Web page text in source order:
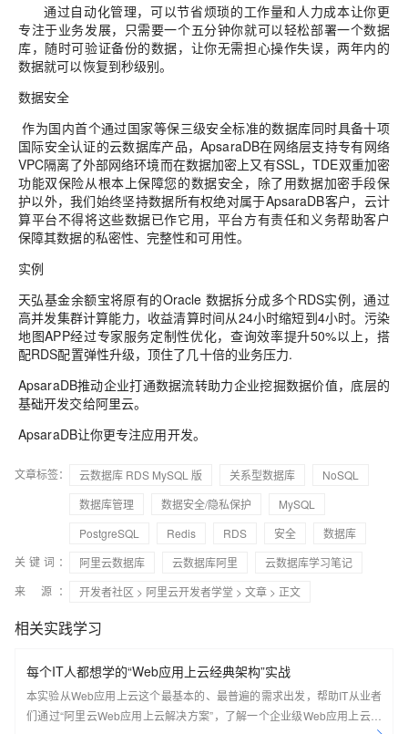
通过自动化管理，可以节省烦琐的工作量和人力成本让你更
专注于业务发展，只需要一个五分钟你就可以轻松部署一个数据
库，随时可验证备份的数据，让你无需担心操作失误，两年内的
数据就可以恢复到秒级别。
数据安全
作为国内首个通过国家等保三级安全标准的数据库同时具备十项
国际安全认证的云数据库产品，ApsaraDB在网络层支持专有网络
VPC隔离了外部网络环境而在数据加密上又有SSL，TDE双重加密
功能双保险从根本上保障您的数据安全，除了用数据加密手段保
护以外，我们始终坚持数据所有权绝对属于ApsaraDB客户，云计
算平台不得将这些数据已作它用，平台方有责任和义务帮助客户
保障其数据的私密性、完整性和可用性。
实例
天弘基金余额宝将原有的Oracle 数据拆分成多个RDS实例，通过
高并发集群计算能力，收益清算时间从24小时缩短到4小时。污染
地图APP经过专家服务定制性优化，查询效率提升50%以上，搭
配RDS配置弹性升级，顶住了几十倍的业务压力.
ApsaraDB推动企业打通数据流转助力企业挖掘数据价值，底层的
基础开发交给阿里云。
ApsaraDB让你更专注应用开发。
文章标签： 云数据库 RDS MySQL 版 关系型数据库
NoSQL
数据库管理
数据安全/隐私保护
MySQL
PostgreSQL
Redis RDS 安全
数据库
关键词：
阿里云数据库 云数据库阿里
云数据库学习笔记
来 源：
开发者社区 > 阿里云开发者学堂 > 文章 > 正文
相关实践学习
每个IT人都想学的“Web应用上云经典架构”实战
本实验从Web应用上云这个最基本的、最普遍的需求出发，帮助IT从业者
们通过“阿里云Web应用上云解决方案”，了解一个企业级Web应用上云的